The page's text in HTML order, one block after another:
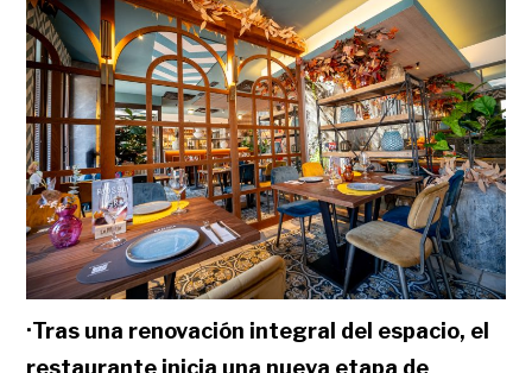
·Tras una renovación integral del espacio, el
restaurante inicia una nueva etapa de